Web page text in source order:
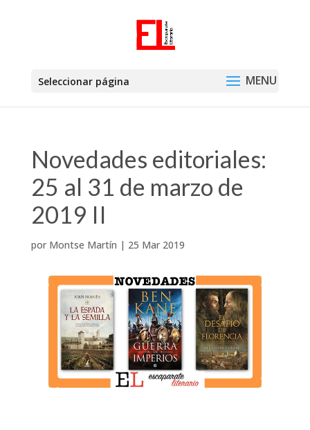
Seleccionar página
Novedades editoriales:
25 al 31 de marzo de
2019 II
por Montse Martín | 25 Mar 2019